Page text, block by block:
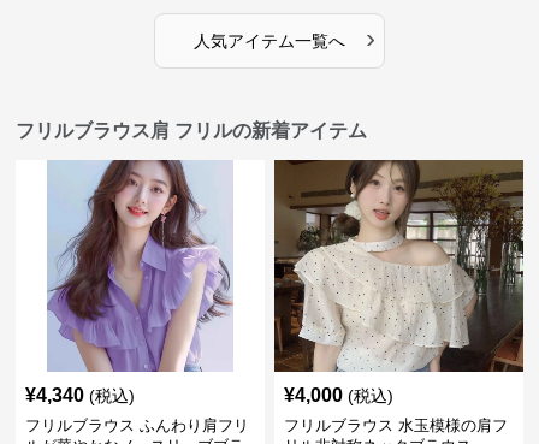
人気アイテム一覧へ ›
フリルブラウス肩 フリルの新着アイテム
¥4,340 (税込)
フリルブラウス ふんわり肩フリ
¥4,000 (税込)
フリルブラウス 水玉模様の肩フ